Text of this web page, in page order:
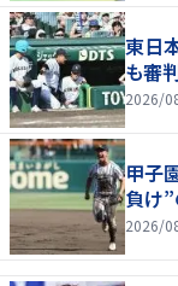
東日
も審
2026/
甲子
負け”
2026/